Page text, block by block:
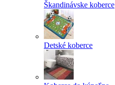
Škandinávske koberce
Detské koberce